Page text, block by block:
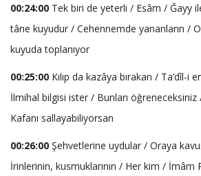
00:24:00 Tek biri de yeterli / Esâm / Ğayy
tâne kuyudur / Cehennemde yananların /
kuyuda toplanıyor
00:25:00 Kılıp da kazâya bırakan / Ta’dîl-
İlmihal bilgisi ister / Bunları
Kafanı sallayabiliyorsan
00:26:00 Şehvetlerine uydular / Oraya
İrinlerinin, kusmuklarının / Her kim / İmâm